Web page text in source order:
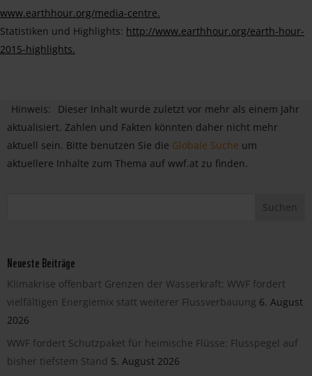
www.earthhour.org/media-centre.
Statistiken und Highlights: http://www.earthhour.org/earth-hour-
2015-highlights.
Hinweis:
Dieser Inhalt wurde zuletzt vor mehr als einem Jahr
aktualisiert. Zahlen und Fakten könnten daher nicht mehr
aktuell sein. Bitte benutzen Sie die Globale Suche um
aktuellere Inhalte zum Thema auf wwf.at zu finden.
Neueste Beiträge
Klimakrise offenbart Grenzen der Wasserkraft: WWF fordert
vielfältigen Energiemix statt weiterer Flussverbauung 6. August
2026
WWF fordert Schutzpaket für heimische Flüsse: Flusspegel auf
bisher tiefstem Stand 5. August 2026